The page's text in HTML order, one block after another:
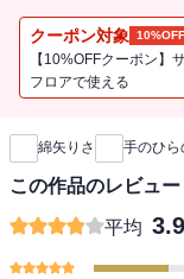
に降る雪。三姉妹の
物語。（解説・佐久間
クーポン対象 10%OFF
【10%OFFクーポン】
フロアで使える
新刊通知
綿矢りさ 手のひら
この作品のレビュー
平均 3.9